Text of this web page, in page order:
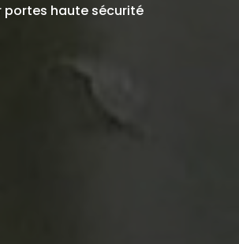
portes haute sécurité